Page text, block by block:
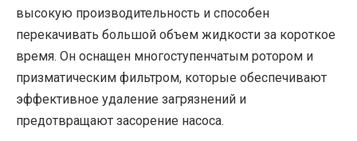
высокую производительность и способен
перекачивать большой объем жидкости за короткое
время. Он оснащен многоступенчатым ротором и
призматическим фильтром, которые обеспечивают
эффективное удаление загрязнений и
предотвращают засорение насоса.